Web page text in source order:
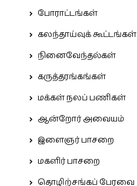
போராட்டங்கள்
கலந்தாய்வுக் கூட்டங்கள்
நினைவேந்தல்கள்
கருத்தரங்கங்கள்
மக்கள் நலப் பணிகள்
ஆன்றோர் அவையம்
இளைஞர் பாசறை
மகளிர் பாசறை
தொழிற்சங்கப் பேரவை